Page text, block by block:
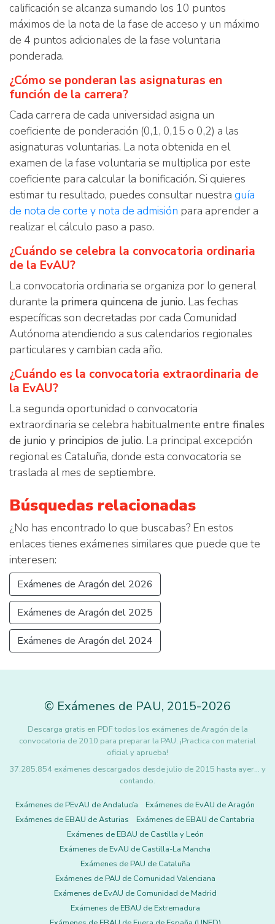
calificación se alcanza sumando los 10 puntos
máximos de la nota de la fase de acceso y un máximo
de 4 puntos adicionales de la fase voluntaria
ponderada.
¿Cómo se ponderan las asignaturas en
función de la carrera?
Cada carrera de cada universidad asigna un
coeficiente de ponderación (0,1, 0,15 o 0,2) a las
asignaturas voluntarias. La nota obtenida en el
examen de la fase voluntaria se multiplica por este
coeficiente para calcular la bonificación. Si quieres
estimar tu resultado, puedes consultar nuestra guía
de nota de corte y nota de admisión para aprender a
realizar el cálculo paso a paso.
¿Cuándo se celebra la convocatoria ordinaria
de la EvAU?
La convocatoria ordinaria se organiza por lo general
durante la primera quincena de junio. Las fechas
específicas son decretadas por cada Comunidad
Autónoma atendiendo a sus calendarios regionales
particulares y cambian cada año.
¿Cuándo es la convocatoria extraordinaria de
la EvAU?
La segunda oportunidad o convocatoria
extraordinaria se celebra habitualmente entre finales
de junio y principios de julio. La principal excepción
regional es Cataluña, donde esta convocatoria se
traslada al mes de septiembre.
Búsquedas relacionadas
¿No has encontrado lo que buscabas? En estos
enlaces tienes exámenes similares que puede que te
interesen:
Exámenes de Aragón del 2026
Exámenes de Aragón del 2025
Exámenes de Aragón del 2024
© Exámenes de PAU, 2015-2026
Descarga gratis en PDF todos los exámenes de Aragón de la
convocatoria de 2010 para preparar la PAU. ¡Practica con material
oficial y aprueba!
37.285.854 exámenes descargados desde julio de 2015 hasta ayer... y
contando.
Exámenes de PEvAU de Andalucía
Exámenes de EvAU de Aragón
Exámenes de EBAU de Asturias
Exámenes de EBAU de Cantabria
Exámenes de EBAU de Castilla y León
Exámenes de EvAU de Castilla-La Mancha
Exámenes de PAU de Cataluña
Exámenes de PAU de Comunidad Valenciana
Exámenes de EvAU de Comunidad de Madrid
Exámenes de EBAU de Extremadura